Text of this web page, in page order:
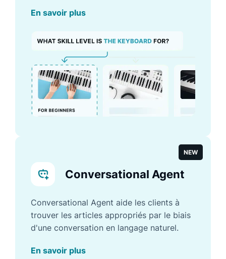
En savoir plus
Conversational Agent
Conversational Agent aide les clients à
trouver les articles appropriés par le biais
d'une conversation en langage naturel.
En savoir plus
NEW